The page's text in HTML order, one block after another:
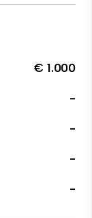
€ 1.000
-
-
-
-